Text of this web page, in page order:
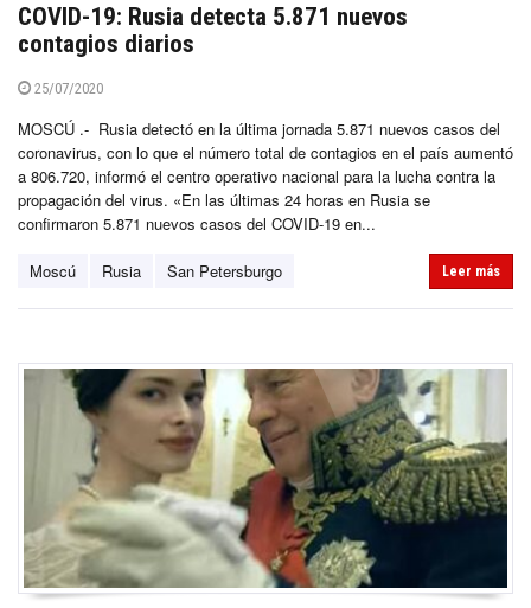
COVID-19: Rusia detecta 5.871 nuevos
contagios diarios
25/07/2020
MOSCÚ .- Rusia detectó en la última jornada 5.871 nuevos casos del
coronavirus, con lo que el número total de contagios en el país aumentó
a 806.720, informó el centro operativo nacional para la lucha contra la
propagación del virus. «En las últimas 24 horas en Rusia se
confirmaron 5.871 nuevos casos del COVID-19 en...
Moscú Rusia San Petersburgo Leer más